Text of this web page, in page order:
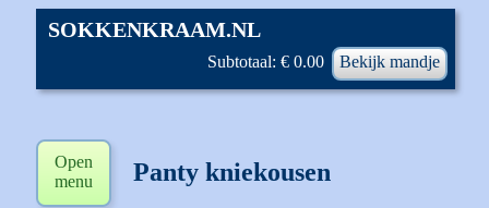
SOKKENKRAAM.NL
Bekijk mandje
Subtotaal: € 0.00
Open
menu
Panty kniekousen